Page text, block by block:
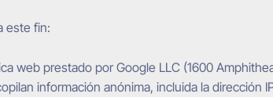
este fin:
web prestado por Google LLC (1600
información anónima, incluida la dirección